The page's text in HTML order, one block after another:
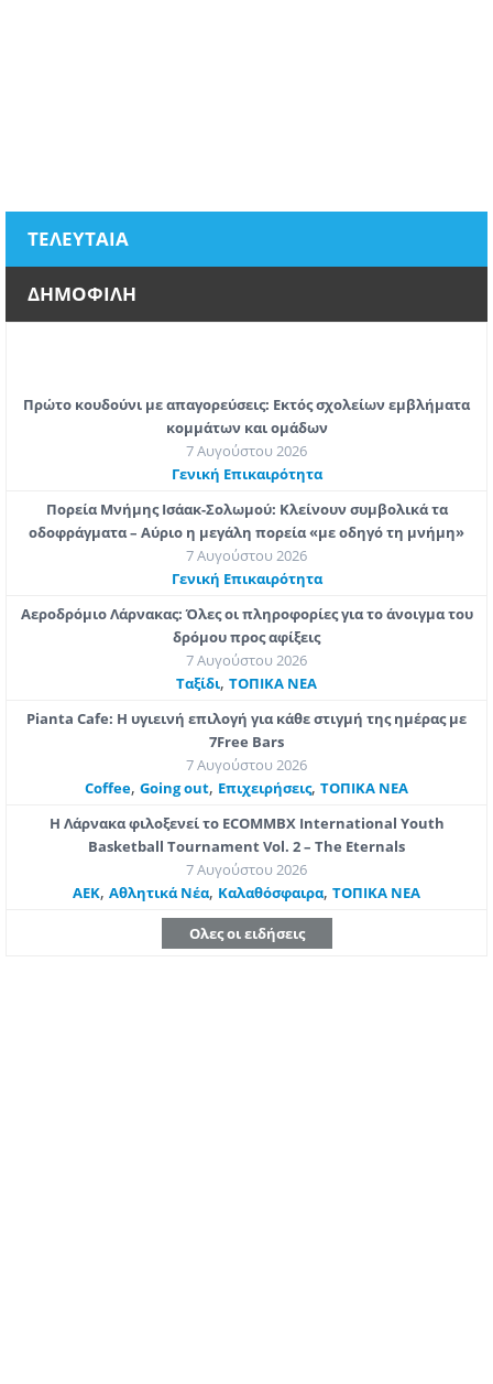
ΤΕΛΕΥΤΑΙΑ
ΔΗΜΟΦΙΛΗ
Πρώτο κουδούνι με απαγορεύσεις: Εκτός σχολείων εμβλήματα
κομμάτων και ομάδων
7 Αυγούστου 2026
Γενική Επικαιρότητα
Πορεία Μνήμης Ισάακ-Σολωμού: Κλείνουν συμβολικά τα
οδοφράγματα – Αύριο η μεγάλη πορεία «με οδηγό τη μνήμη»
7 Αυγούστου 2026
Γενική Επικαιρότητα
Αεροδρόμιο Λάρνακας: Όλες οι πληροφορίες για το άνοιγμα του
δρόμου προς αφίξεις
7 Αυγούστου 2026
Ταξίδι, ΤΟΠΙΚΑ ΝΕΑ
Pianta Cafe: Η υγιεινή επιλογή για κάθε στιγμή της ημέρας με
7Free Bars
7 Αυγούστου 2026
Coffee, Going out, Επιχειρήσεις, ΤΟΠΙΚΑ ΝΕΑ
Η Λάρνακα φιλοξενεί το ECOMMBX International Youth
Basketball Tournament Vol. 2 – The Eternals
7 Αυγούστου 2026
ΑΕΚ, Αθλητικά Νέα, Καλαθόσφαιρα, ΤΟΠΙΚΑ ΝΕΑ
Ολες οι ειδήσεις